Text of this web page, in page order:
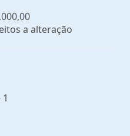
a alteração